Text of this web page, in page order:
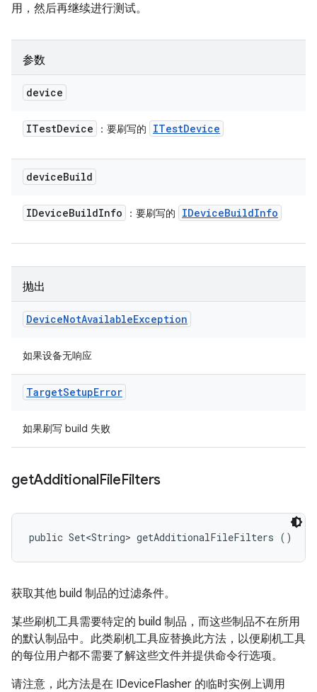
用，然后再继续进行测试。
参数
device
ITestDevice ：要刷写的 ITestDevice
deviceBuild
IDeviceBuildInfo ：要刷写的 IDeviceBuildInfo
抛出
DeviceNotAvailableException
如果设备无响应
TargetSetupError
如果刷写 build 失败
getAdditionalFileFilters
public Set<String> getAdditionalFileFilters ()
获取其他 build 制品的过滤条件。
某些刷机工具需要特定的 build 制品，而这些制品不在所用
的默认制品中。此类刷机工具应替换此方法，以便刷机工具
的每位用户都不需要了解这些文件并提供命令行选项。
请注意，此方法是在 IDeviceFlasher 的临时实例上调用